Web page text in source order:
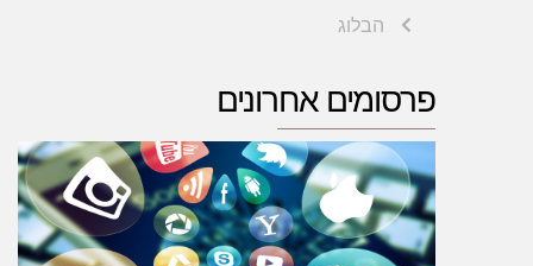
הבלוג
פרסומים אחרונים